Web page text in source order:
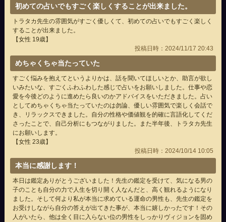
初めての占いでもすごく楽しくすることが出来ました。
トラタカ先生の雰囲気がすごく優しくて、初めての占いでもすごく楽しく
することが出来ました。
【女性 19歳】
投稿日時：2024/11/17 20:43
めちゃくちゃ当たっていた
すごく悩みを抱えてというよりかは、話を聞いてほしいとか、助言が欲し
いみたいな、すごくふわふわした感じで占いをお願いしました。仕事や恋
愛を今後どのように進めたら良いのかアドバイスをいただきました。占い
としてめちゃくちゃ当たっていたのは勿論、優しい雰囲気で楽しく会話で
き、リラックスできました。自分の性格や価値観を的確に言語化してくだ
さったことで、自己分析にもつながりました。また半年後、トラタカ先生
にお願いします。
【女性 23歳】
投稿日時：2024/10/14 10:05
本当に感謝します！
本日は鑑定ありがとうございました！先生の鑑定を受けて、気になる男の
子のことも自分の力で人生を切り開く人なんだと、高く観れるようになり
ました。そして何より私が本当に求めている運命の男性も、先生の鑑定を
お受けしながら自分の答えが出てきた事が、本当に嬉しかったです！その
人がいたら、他は全く目に入らない位の男性をしっかりヴィジョンを固め